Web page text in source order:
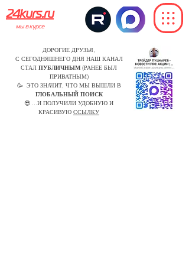
24kurs.ru
мы в курсе
ДОРОГИЕ ДРУЗЬЯ,
С СЕГОДНЯШНЕГО ДНЯ НАШ КАНАЛ
СТАЛ ПУБЛИЧНЫМ (РАНЕЕ БЫЛ
ПРИВАТНЫМ)
🥳 ЭТО ЗНАЧИТ, ЧТО МЫ ВЫШЛИ В
ГЛОБАЛЬНЫЙ ПОИСК
😎 ...И ПОЛУЧИЛИ УДОБНУЮ И
КРАСИВУЮ ССЫЛКУ